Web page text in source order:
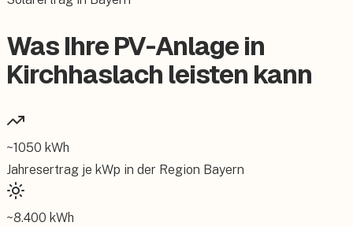
Was Ihre PV-Anlage in
Kirchhaslach leisten kann
~1050 kWh
Jahresertrag je kWp in der Region Bayern
~8.400 kWh